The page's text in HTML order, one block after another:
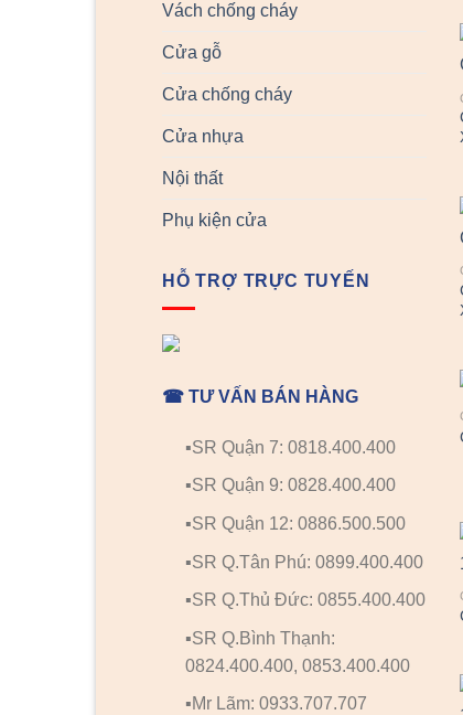
Vách chống cháy
Cửa gỗ
Cửa chống cháy
Cửa nhựa
Nội thất
Phụ kiện cửa
HỖ TRỢ TRỰC TUYẾN
☎ TƯ VẤN BÁN HÀNG
▪️SR Quận 7: 0818.400.400
▪️SR Quận 9: 0828.400.400
▪️SR Quận 12: 0886.500.500
▪️SR Q.Tân Phú: 0899.400.400
▪️SR Q.Thủ Đức: 0855.400.400
▪️SR Q.Bình Thạnh:
0824.400.400, 0853.400.400
▪️Mr Lãm: 0933.707.707